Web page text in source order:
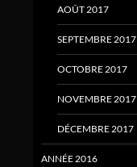
AOÛT 2017
SEPTEMBRE 2017
OCTOBRE 2017
NOVEMBRE 2017
DÉCEMBRE 2017
ANNÉE 2016